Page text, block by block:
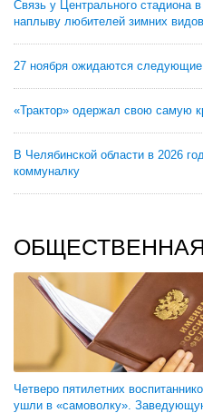
Связь у Центрального стадиона
наплыву любителей зимних
27 ноября ожидаются
«Трактор» одержал свою самую
В Челябинской области в 2026
коммуналку
Четверо пятилетних
ушли в «самоволку».